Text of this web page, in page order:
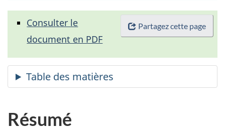
Partagez cette page
Consulter le
document en PDF
Résumé